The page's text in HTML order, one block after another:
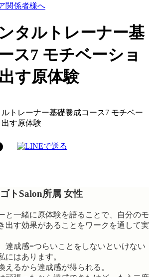
関係者様へ
タルトレーナー基
ス7 モチベーショ
す原体験
トレーナー基礎養成コース7 モチベー
す原体験
トSalon所属 女性
と一緒に原体験を語ることで、自分のモ
出す効果があることをワークを通して実
達成感=つらいことをしないといけない
にはあります。
えるから達成感が得られる。